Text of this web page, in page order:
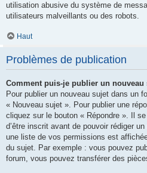
utilisation abusive du système de
utilisateurs malveillants ou des robots.
Haut
Problèmes de publication
Comment puis-je publier un
Pour publier un nouveau sujet dans un
« Nouveau sujet ». Pour publier une
cliquez sur le bouton « Répondre ». Il
d’être inscrit avant de pouvoir rédiger
une liste de vos permissions est
du sujet. Par exemple : vous pouvez
forum, vous pouvez transférer des